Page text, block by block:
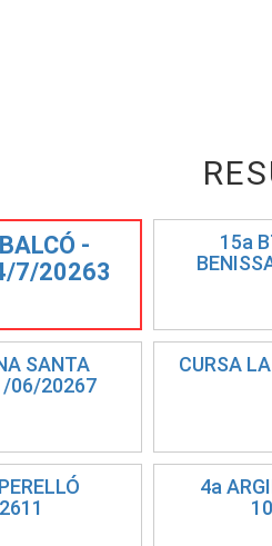
-
7/20263
15a
SANTA
06/20267
CURSA
4a